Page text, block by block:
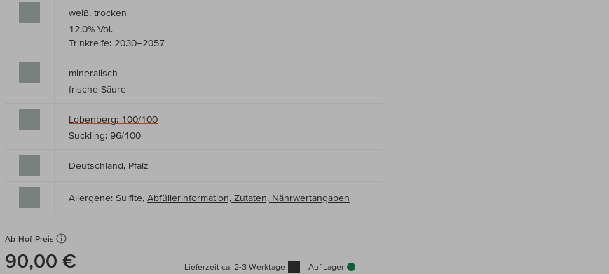
weiß, trocken
12,0% Vol.
Trinkreife: 2030–2057
mineralisch
frische Säure
Lobenberg: 100/100
Suckling: 96/100
Deutschland, Pfalz
Allergene: Sulfite, Abfüllerinformation, Zutaten, Nährwertangaben
Ab-Hof-Preis
90,00 € Lieferzeit ca. 2-3 Werktage Auf Lager